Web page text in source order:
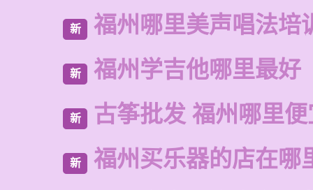
新 福州哪里美声唱法培
新 福州学吉他哪里最好
新 古筝批发 福州哪里
新 福州买乐器的店在哪